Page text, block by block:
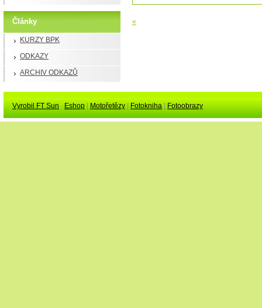
Články
KURZY BPK
ODKAZY
ARCHIV ODKAZŮ
«
Vyrobil FT Sun Eshop Motořetězy Fotokniha Fotoobrazy